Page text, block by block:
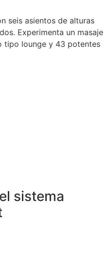
seis asientos de alturas
Experimenta un masaje
tipo lounge y 43 potentes
sistema